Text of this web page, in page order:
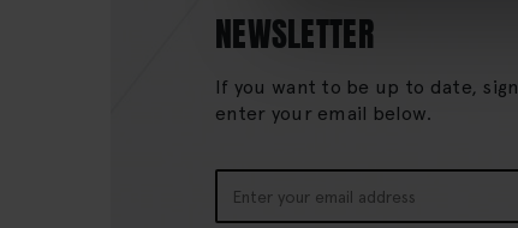
NEWSLETTER
If you want to be up to date,
enter your email below.
Up